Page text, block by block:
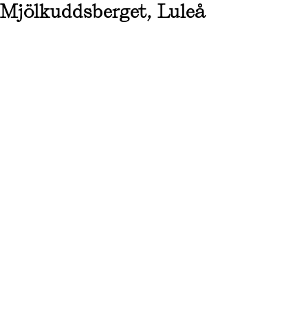
Mjölkuddsberget, Luleå